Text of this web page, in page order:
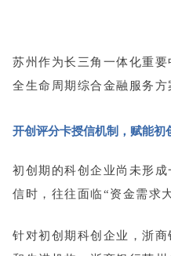
苏州作为长三角一体化重
全生命周期综合金融服务
开创评分卡授信机制，赋能初
初创期的科创企业尚未形
信时，往往面临“资金需求
针对初创期科创企业，浙